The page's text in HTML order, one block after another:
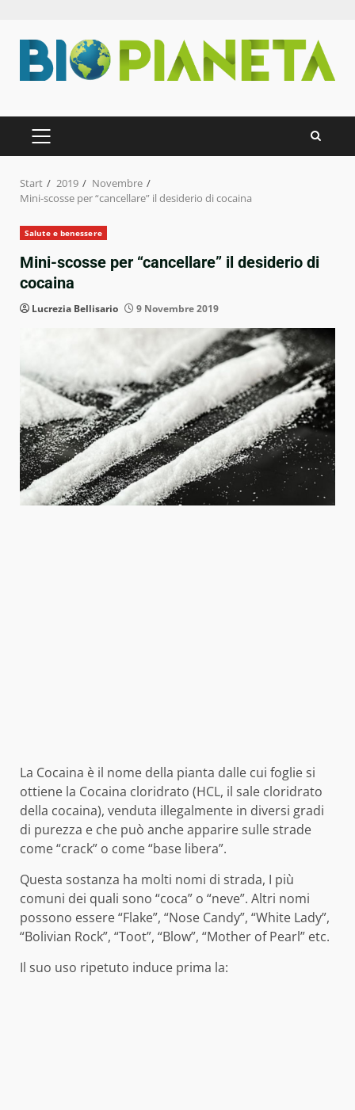
Inhalt
springen
PRIMÄRES
MENÜ
Start 2019
Novembre
Mini-scosse per “cancellare” il desiderio di cocaina
Salute e benessere
Mini-scosse per “cancellare” il desiderio di
cocaina
Lucrezia Bellisario 9 Novembre 2019
La Cocaina è il nome della pianta dalle cui foglie si
ottiene la Cocaina cloridrato (HCL, il sale cloridrato
della cocaina), venduta illegalmente in diversi gradi
di purezza e che può anche apparire sulle strade
come “crack” o come “base libera”.
Questa sostanza ha molti nomi di strada, I più
comuni dei quali sono “coca” o “neve”. Altri nomi
possono essere “Flake”, “Nose Candy”, “White Lady”,
“Bolivian Rock”, “Toot”, “Blow”, “Mother of Pearl” etc.
Il suo uso ripetuto induce prima la: